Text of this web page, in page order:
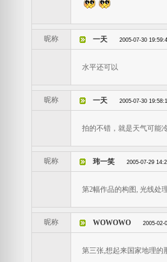
昵称 一天 2005-07-30
水平还可以
昵称 一天 2005-07-30
拍的不错，就是天气可能
昵称 玮一笑 2005-07-29
第2幅作品的构图, 光线处
昵称 WOWOWO 2005-02-
第三张,想起来国家地理的